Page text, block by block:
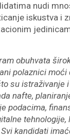
nudi
iskustva i
obuhvata
polaznici moći
su istraživanje
nafte,
podacima,
tehnologije,
kandidati